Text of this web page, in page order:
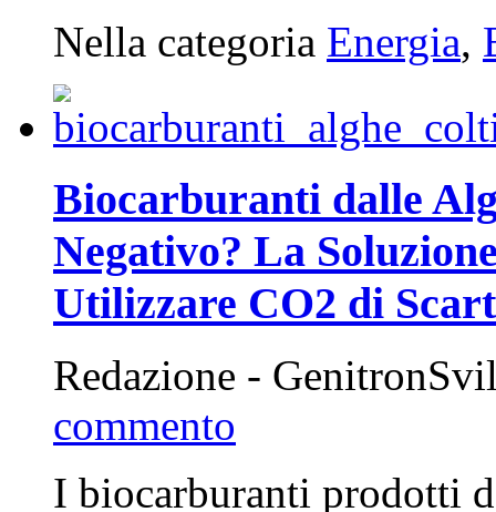
Nella categoria Energia,
Biocarburanti dalle
Negativo? La
Utilizzare CO2 di
Redazione -
commento
I biocarburanti prodotti